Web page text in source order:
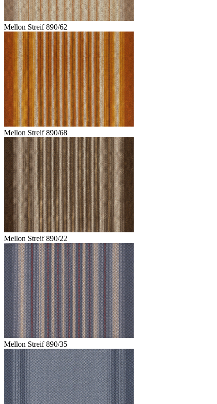
Mellon Streif 890/62
Mellon Streif 890/68
Mellon Streif 890/22
Mellon Streif 890/35